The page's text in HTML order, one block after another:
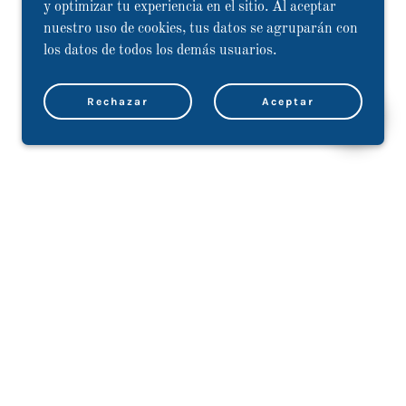
y optimizar tu experiencia en el sitio. Al aceptar
nuestro uso de cookies, tus datos se agruparán con
los datos de todos los demás usuarios.
Rechazar Aceptar